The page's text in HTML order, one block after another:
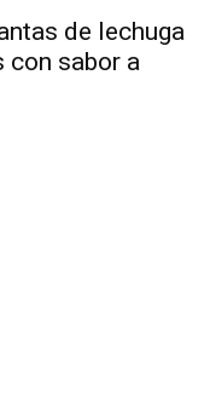
de lechuga
con sabor a